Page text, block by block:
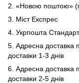
2. «Новою поштою»
3. Міст Експрес
4. Укрпошта
5. Адресна доставка
доставки 1-3 днів
6. Адресна доставка
доставки 2-5 днів